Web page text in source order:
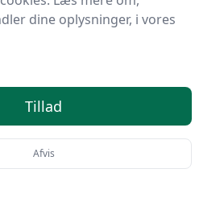
Vi har udvalgt 0 produkter til
kvalitet, tilbud på
blandt vores 0 udvalgte
dine oplysninger, i vores
Tillad
Afvis